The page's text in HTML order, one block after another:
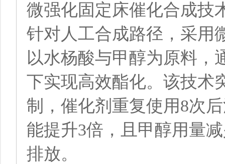
微强化固定床催化合成技
针对人工合成路径，采用
以水杨酸与甲醇为原料，
下实现高效酯化。该技术
制，催化剂重复使用8次
能提升3倍，且甲醇用量
排放。